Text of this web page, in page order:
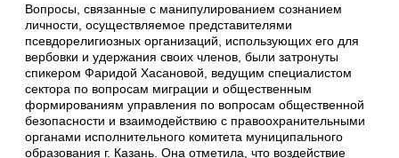
Вопросы, связанные с манипулированием сознанием
личности, осуществляемое представителями
псевдорелигиозных организаций, использующих его для
вербовки и удержания своих членов, были затронуты
спикером Фаридой Хасановой, ведущим специалистом
сектора по вопросам миграции и общественным
формированиям управления по вопросам общественной
безопасности и взаимодействию с правоохранительными
органами исполнительного комитета муниципального
образования г. Казань. Она отметила, что воздействие